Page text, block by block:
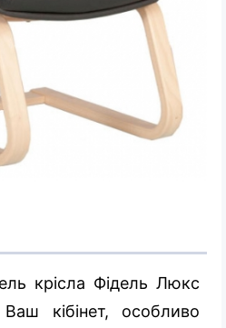
крісла Фідель Люкс
кібінет, особливо